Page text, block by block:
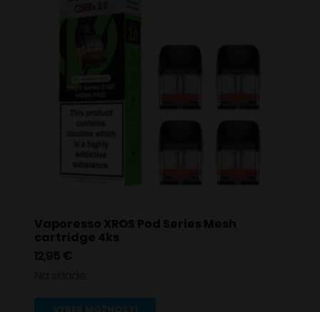
Vaporesso XROS Pod Series Mesh
cartridge 4ks
12,95 €
VÝBER MOŽNOSTÍ